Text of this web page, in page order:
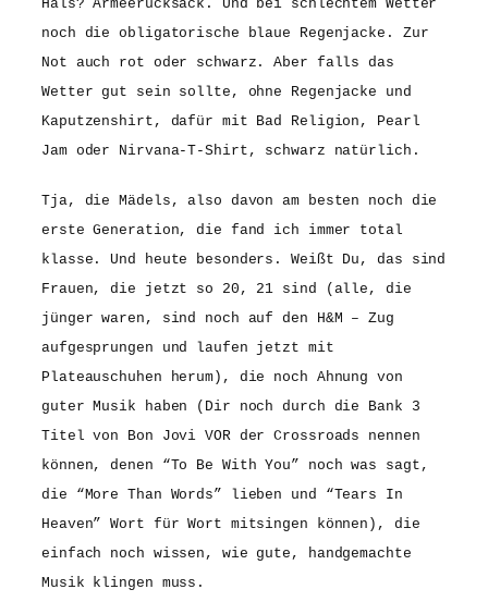
Hals? Armeerucksack. Und bei schlechtem Wetter
noch die obligatorische blaue Regenjacke. Zur
Not auch rot oder schwarz. Aber falls das
Wetter gut sein sollte, ohne Regenjacke und
Kaputzenshirt, dafür mit Bad Religion, Pearl
Jam oder Nirvana-T-Shirt, schwarz natürlich.
Tja, die Mädels, also davon am besten noch die
erste Generation, die fand ich immer total
klasse. Und heute besonders. Weißt Du, das sind
Frauen, die jetzt so 20, 21 sind (alle, die
jünger waren, sind noch auf den H&M – Zug
aufgesprungen und laufen jetzt mit
Plateauschuhen herum), die noch Ahnung von
guter Musik haben (Dir noch durch die Bank 3
Titel von Bon Jovi VOR der Crossroads nennen
können, denen “To Be With You” noch was sagt,
die “More Than Words” lieben und “Tears In
Heaven” Wort für Wort mitsingen können), die
einfach noch wissen, wie gute, handgemachte
Musik klingen muss.